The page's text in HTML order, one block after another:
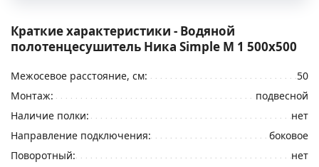
Краткие характеристики - Водяной
полотенцесушитель Ника Simple М 1 500x500
Межосевое расстояние, см:
50
Монтаж:
подвесной
Наличие полки:
нет
Направление подключения:
боковое
Поворотный:
нет